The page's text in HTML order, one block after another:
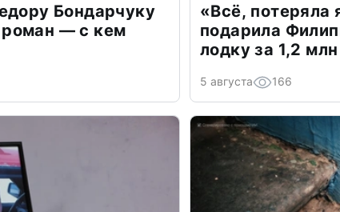
Бондарчуку
— с кем
«Всё, потеряла
подарила
лодку за 1,2
5 августа 166